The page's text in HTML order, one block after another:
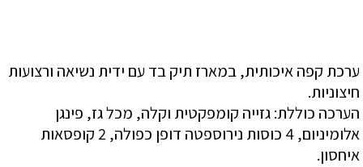
ערכת קפה איכותית, במארז תיק בד עם ידית נשיאה ורצועות
חיצוניות.
הערכה כוללת: גזייה קומפקטית וקלה, מכל גז, פינגן
אלומיניום, 4 כוסות נירוספטה דופן כפולה, 2 קופסאות
איחסון.